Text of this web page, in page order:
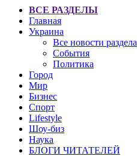
ВСЕ РАЗДЕЛЫ
Главная
Украина
Все новости раздела
События
Политика
Город
Мир
Бизнес
Спорт
Lifestyle
Шоу-биз
Наука
БЛОГИ ЧИТАТЕЛЕЙ